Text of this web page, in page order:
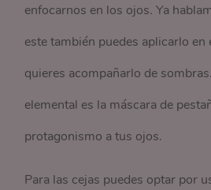
enfocarnos en los ojos. Ya
este también puedes aplicarlo
quieres acompañarlo de
elemental es la máscara de
protagonismo a tus ojos.
Para las cejas puedes optar por